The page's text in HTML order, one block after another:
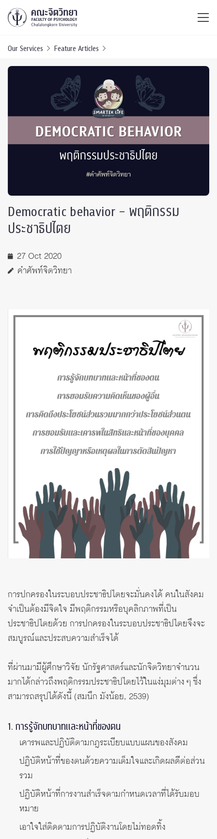
Our Services Feature Articles
Democratic behavior – พฤติกรรม
ประชาธิปไตย
27 Oct 2020
คำศัพท์จิตวิทยา
การปกครองในระบอบประชาธิปไตยจะมั่นคงได้ คนในสังคม
จำเป็นต้องมีจิตใจ มีพฤติกรรมหรือบุคลิกภาพที่เป็น
ประชาธิปไตยด้วย การปกครองในระบอบประชาธิปไตยจึงจะ
สมบูรณ์และประสบความสำเร็จได้
ที่ผ่านมามีผู้ศึกษาวิจัย นักรัฐศาสตร์และนักจิตวิทยาจำนวน
มากได้กล่าวถึงพฤติกรรมประชาธิปไตยไว้ในแง่มุมต่าง ๆ ซึ่ง
สามารถสรุปได้ดังนี้ (สมนึก มังน้อย, 2539)
1. การรู้จักบทบาทและหน้าที่ของตน
เคารพและปฏิบัติตามกฎระเบียบแบบแผนของสังคม
ปฏิบัติหน้าที่ของตนด้วยความเต็มใจและเกิดผลดีต่อส่วน
รวม
ปฏิบัติหน้าที่การงานสำเร็จตามกำหนดเวลาที่ได้รับมอบ
หมาย
เอาใจใส่ติดตามการปฏิบัติงานโดยไม่ทอดทิ้ง